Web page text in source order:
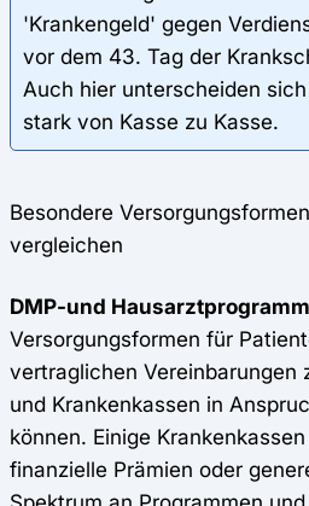
'Krankengeld' gegen
vor dem 43. Tag der
Auch hier unterscheiden
stark von Kasse zu Kasse.
Besondere
vergleichen
DMP-und
Versorgungsformen für
vertraglichen Vereinbarungen
und Krankenkassen in
können. Einige
finanzielle Prämien oder